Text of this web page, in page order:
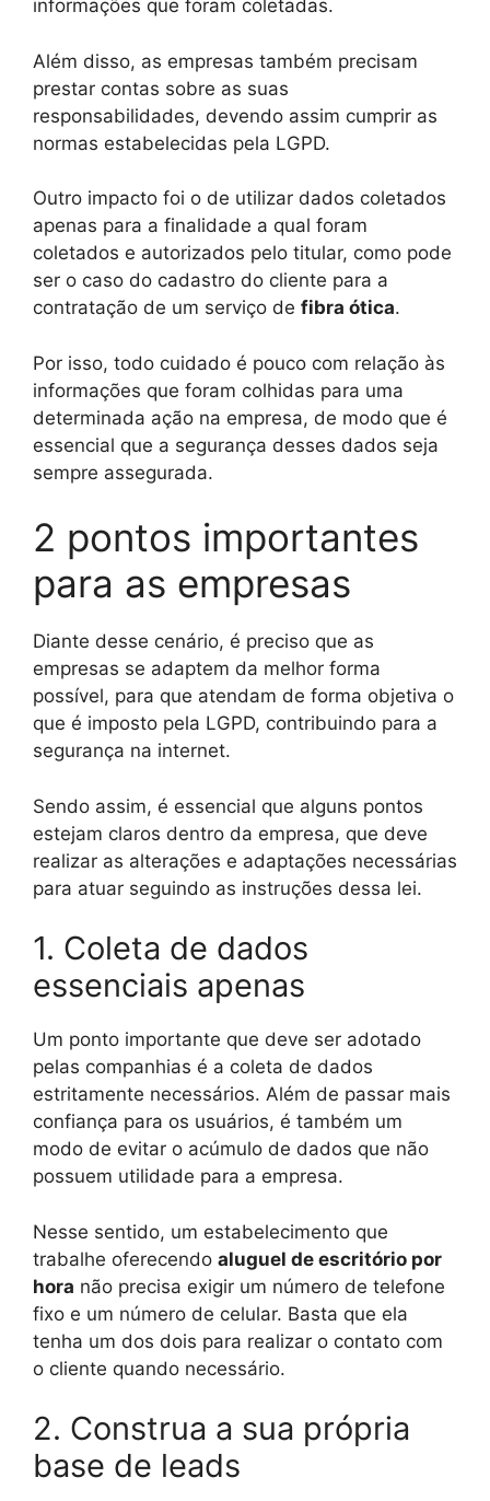
informações que foram coletadas.
Além disso, as empresas também precisam
prestar contas sobre as suas
responsabilidades, devendo assim cumprir as
normas estabelecidas pela LGPD.
Outro impacto foi o de utilizar dados coletados
apenas para a finalidade a qual foram
coletados e autorizados pelo titular, como pode
ser o caso do cadastro do cliente para a
contratação de um serviço de fibra ótica.
Por isso, todo cuidado é pouco com relação às
informações que foram colhidas para uma
determinada ação na empresa, de modo que é
essencial que a segurança desses dados seja
sempre assegurada.
2 pontos importantes
para as empresas
Diante desse cenário, é preciso que as
empresas se adaptem da melhor forma
possível, para que atendam de forma objetiva o
que é imposto pela LGPD, contribuindo para a
segurança na internet.
Sendo assim, é essencial que alguns pontos
estejam claros dentro da empresa, que deve
realizar as alterações e adaptações necessárias
para atuar seguindo as instruções dessa lei.
1. Coleta de dados
essenciais apenas
Um ponto importante que deve ser adotado
pelas companhias é a coleta de dados
estritamente necessários. Além de passar mais
confiança para os usuários, é também um
modo de evitar o acúmulo de dados que não
possuem utilidade para a empresa.
Nesse sentido, um estabelecimento que
trabalhe oferecendo aluguel de escritório por
hora não precisa exigir um número de telefone
fixo e um número de celular. Basta que ela
tenha um dos dois para realizar o contato com
o cliente quando necessário.
2. Construa a sua própria
base de leads